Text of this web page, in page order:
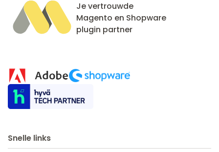
Je vertrouwde
Magento en Shopware
plugin partner
Snelle links